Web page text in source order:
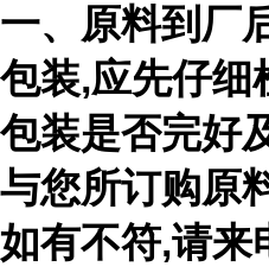
一、原料到厂
包装,应先仔细
包装是否完好
与您所订购原
如有不符,请来